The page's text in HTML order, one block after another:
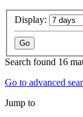
Display:
Search found 16
Go to advanced
Jump to